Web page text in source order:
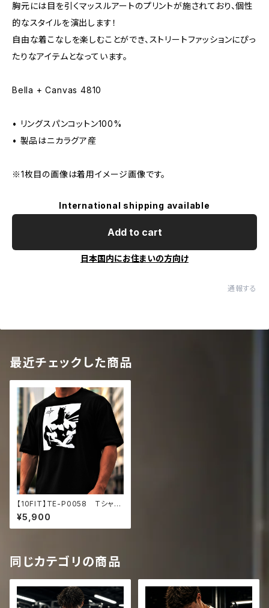
胸元には目を引くマッスルアートのプリントが施されており、個性
的なスタイルを演出します！
自由な着こなしを楽しむことができ、ストリートファッションにぴっ
たりなアイテムとなっています。
Bella + Canvas 4810
• リングスパンコットン100%
• 製品はニカラグア産
※1枚目の画像は着用イメージ画像です。
International shipping available
Add to cart
日本国内にお住まいの方向け
通報する
最近チェックした商品
【10FIT】TE-P0058 Tシャ
ツ トレーニング 筋トレ ユ
ニセックス ビッグシルエット Tシ
ャツ マッスルアート
¥5,900
同じカテゴリの商品